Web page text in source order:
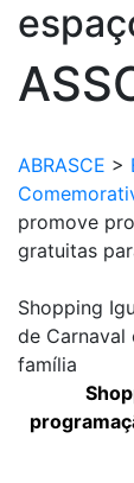
ABRASCE >
promove
gratuitas
Shopping
de
família